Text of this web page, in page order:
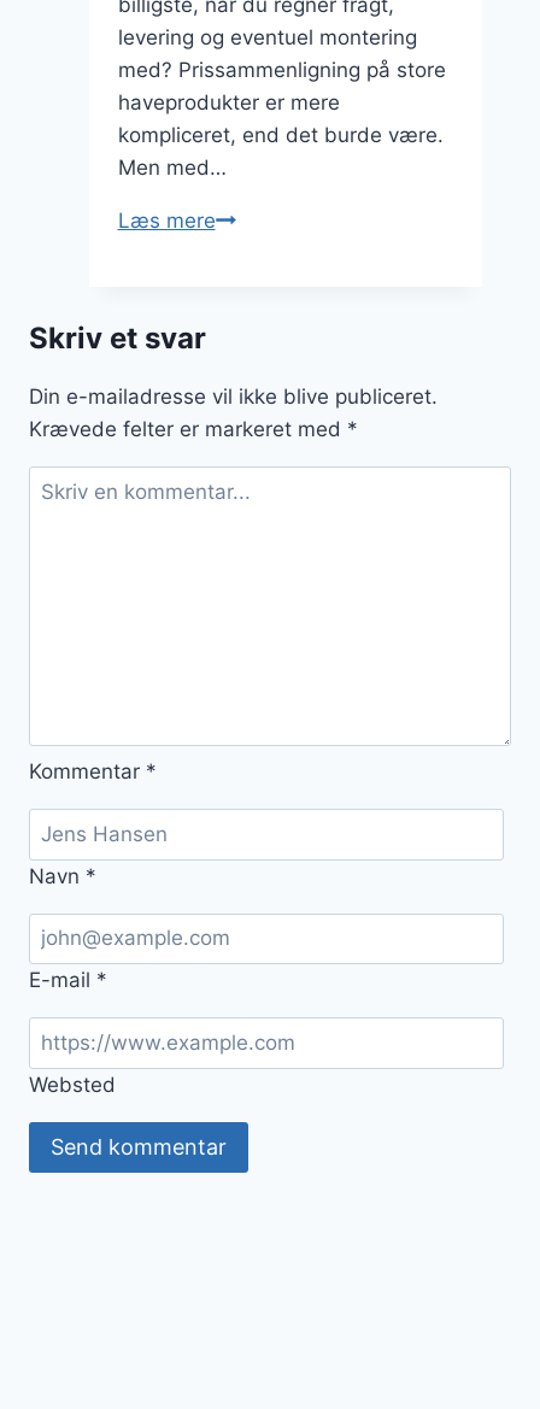
levering og eventuel montering
med? Prissammenligning på store
haveprodukter er mere
kompliceret, end det burde være.
Men med…
Læs merePrisgennemsigtighed:
Skriv et svar
Din e-mailadresse vil ikke blive publiceret.
Krævede felter er markeret med *
Kommentar *
Navn *
E-mail *
Websted